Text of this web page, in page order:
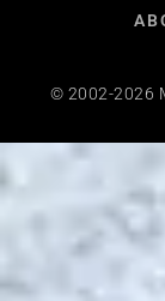
© 2002-2026